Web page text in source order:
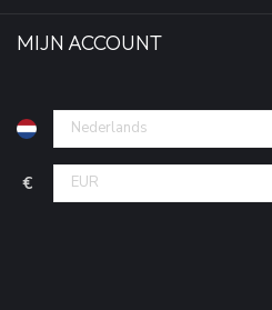
MIJN ACCOUNT
€